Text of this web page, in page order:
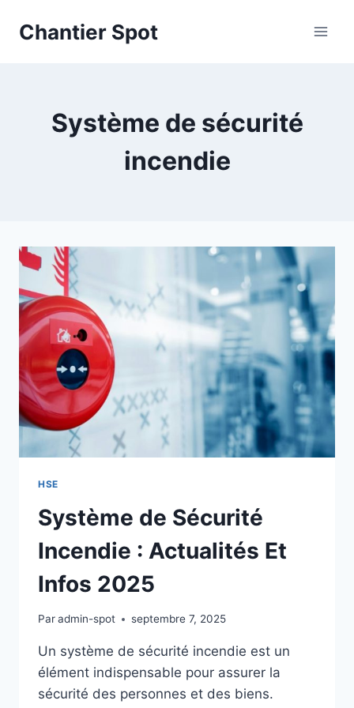
Chantier Spot
Système de sécurité
incendie
HSE
Système de Sécurité
Incendie : Actualités Et
Infos 2025
Paradmin-spot septembre 7, 2025
Un système de sécurité incendie est un
élément indispensable pour assurer la
sécurité des personnes et des biens.